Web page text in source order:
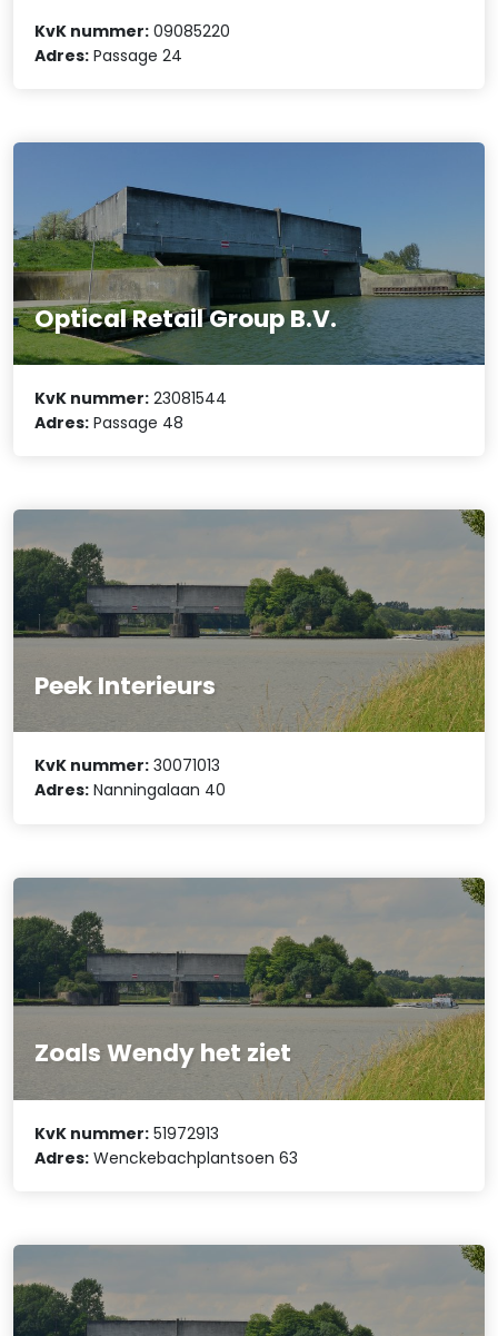
KvK nummer: 09085220
Adres: Passage 24
Optical Retail Group B.V.
KvK nummer: 23081544
Adres: Passage 48
Peek Interieurs
KvK nummer: 30071013
Adres: Nanningalaan 40
Zoals Wendy het ziet
KvK nummer: 51972913
Adres: Wenckebachplantsoen 63